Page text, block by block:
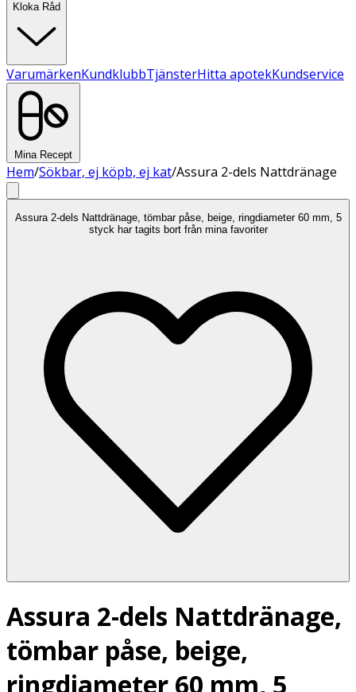
Kloka Råd
VarumärkenKundklubbTjänsterHitta apotekKundservice
Mina Recept
Hem/Sökbar, ej köpb, ej kat/Assura 2-dels Nattdränage
Assura 2-dels Nattdränage, tömbar påse, beige, ringdiameter 60 mm, 5
styck har tagits bort från mina favoriter
Assura 2-dels Nattdränage,
tömbar påse, beige,
ringdiameter 60 mm, 5